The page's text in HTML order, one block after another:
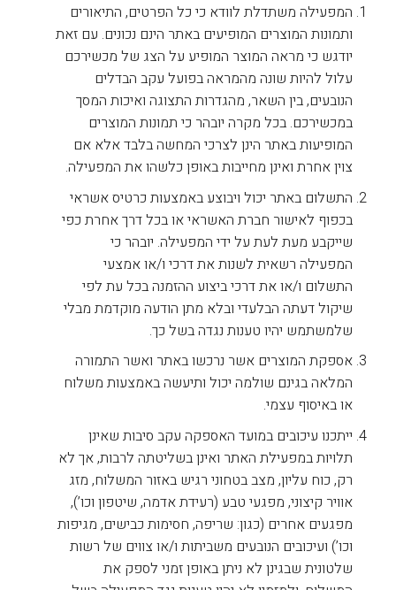
המפעילה משתדלת לוודא כי כל הפרטים, התיאורים
ותמונות המוצרים המופיעים באתר הינם נכונים. עם זאת
יודגש כי מראה המוצר המופיע על הצג של מכשירכם
עלול להיות שונה מהמראה בפועל עקב הבדלים
הנובעים, בין השאר, מהגדרות התצוגה ואיכות המסך
במכשירכם. בכל מקרה יובהר כי תמונות המוצרים
המופיעות באתר הינן לצרכי המחשה בלבד אלא אם
צוין אחרת ואינן מחייבות באופן כלשהו את המפעילה.
התשלום באתר יכול ויבוצע באמצעות כרטיס אשראי
בכפוף לאישור חברת האשראי או בכל דרך אחרת כפי
שייקבע מעת לעת על ידי המפעילה. יובהר כי
המפעילה רשאית לשנות את דרכי ו/או אמצעי
התשלום ו/או את דרכי ביצוע ההזמנה בכל עת לפי
שיקול דעתה הבלעדי ובלא מתן הודעה מוקדמת מבלי
שלמשתמש יהיו טענות נגדה בשל כך.
אספקת המוצרים אשר נרכשו באתר ואשר התמורה
המלאה בגינם שולמה יכול ותיעשה באמצעות משלוח
או באיסוף עצמי.
ייתכנו עיכובים במועד האספקה עקב סיבות שאינן
תלויות במפעילת האתר ואינן בשליטתה לרבות, אך לא
רק, כוח עליון, מצב בטחוני רגיש באזור המשלוח, מזג
אוויר קיצוני, מפגעי טבע (רעידת אדמה, שיטפון וכו’),
מפגעים אחרים (כגון: שריפה, חסימות כבישים, מגיפות
וכו’) ועיכובים הנובעים משביתות ו/או צווים של רשות
שלטונית שבגינן לא ניתן באופן זמני לספק את